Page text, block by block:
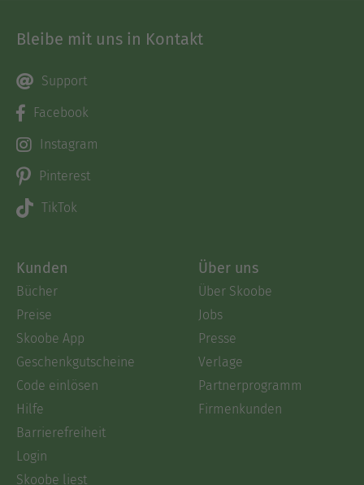
Bleibe mit uns in Kontakt
Support
Facebook
Instagram
Pinterest
TikTok
Kunden
Bücher
Preise
Skoobe App
Geschenkgutscheine
Code einlösen
Hilfe
Barrierefreiheit
Login
Skoobe liest
Über uns
Über Skoobe
Jobs
Presse
Verlage
Partnerprogramm
Firmenkunden